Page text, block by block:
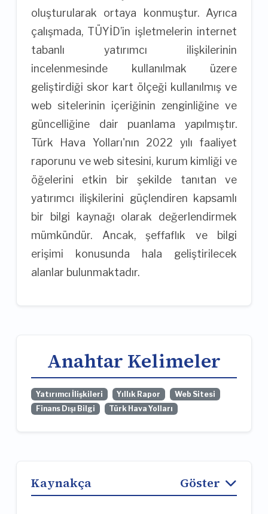
oluşturularak ortaya konmuştur. Ayrıca
çalışmada, TÜYİD’in işletmelerin internet
tabanlı yatırımcı ilişkilerinin
incelenmesinde kullanılmak üzere
geliştirdiği skor kart ölçeği kullanılmış ve
web sitelerinin içeriğinin zenginliğine ve
güncelliğine dair puanlama yapılmıştır.
Türk Hava Yolları'nın 2022 yılı faaliyet
raporunu ve web sitesini, kurum kimliği ve
öğelerini etkin bir şekilde tanıtan ve
yatırımcı ilişkilerini güçlendiren kapsamlı
bir bilgi kaynağı olarak değerlendirmek
mümkündür. Ancak, şeffaflık ve bilgi
erişimi konusunda hala geliştirilecek
alanlar bulunmaktadır.
Anahtar Kelimeler
Yatırımcı İlişkileri Yıllık Rapor
Web Sitesi
Finans Dışı Bilgi
Türk Hava Yolları
Kaynakça Göster